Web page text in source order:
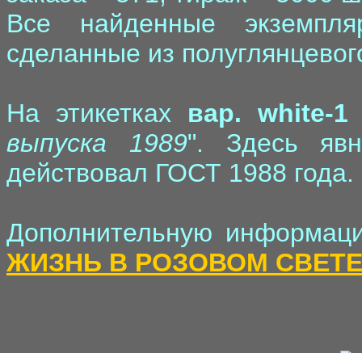
Все найденные
сделанные из
На этикетках вар. white-1
выпуска 1989". Здесь
действовал ГОСТ 1988 года.
Дополнительную
ЖИЗНЬ В РОЗОВОМ СВЕТЕ